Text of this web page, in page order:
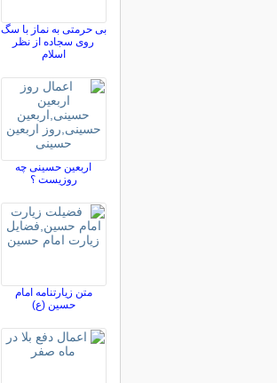
بی حرمتی به نماز با سگ
روی سجاده از نظر
اسلام
اربعین حسینی چه
روزیست ؟
متن زیارتنامه امام
حسین (ع)